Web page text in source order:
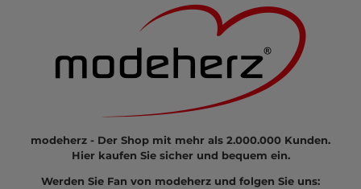
modeherz - Der Shop mit mehr als 2.000.000 Kunden.
Hier kaufen Sie sicher und bequem ein.
Werden Sie Fan von modeherz und folgen Sie uns: